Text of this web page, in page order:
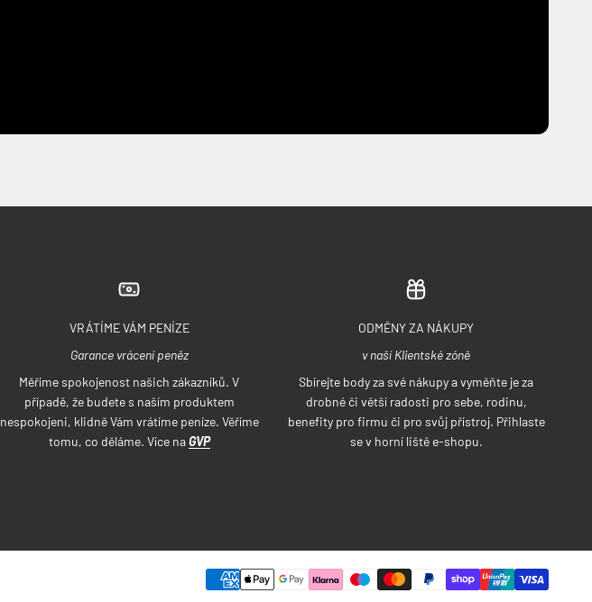
VRÁTÍME VÁM PENÍZE
Garance vrácení peněz
Měříme spokojenost našich zákazníků. V
případě, že budete s naším produktem
nespokojeni, klidně Vám vrátíme peníze. Věříme
tomu, co děláme. Více naGVP
ODMĚNY ZA NÁKUPY
v naší Klientské zóně
Sbírejte body za své nákupy a vyměňte je za
drobné či větší radosti pro sebe, rodinu,
benefity pro firmu či pro svůj přístroj. Přihlaste
se v horní liště e-shopu.